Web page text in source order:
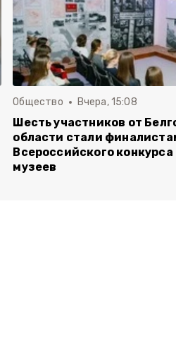
Общество Вчера, 15:08
Шесть участников от
области стали
Всероссийского
музеев